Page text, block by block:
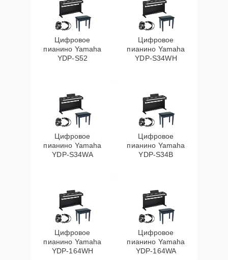
Цифровое
пианино Yamaha
YDP-S52
Цифровое
пианино Yamaha
YDP-S34WH
Цифровое
пианино Yamaha
YDP-S34WA
Цифровое
пианино Yamaha
YDP-S34B
Цифровое
пианино Yamaha
YDP-164WH
Цифровое
пианино Yamaha
YDP-164WA